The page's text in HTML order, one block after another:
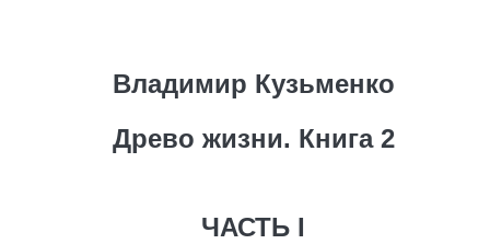
Владимир Кузьменко
Древо жизни. Книга 2
ЧАСТЬ I